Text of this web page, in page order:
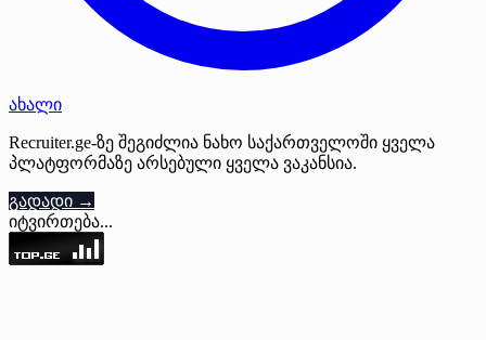
ახალი
Recruiter.ge-ზე შეგიძლია ნახო საქართველოში ყველა
პლატფორმაზე არსებული ყველა ვაკანსია.
გადადი →
იტვირთება...